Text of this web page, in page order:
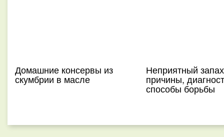
Домашние консервы из
скумбрии в масле
Неприятный
причины,
способы борьбы